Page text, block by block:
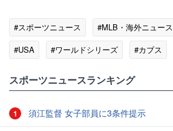
#スポーツニュース #MLB・海外ニュース
#USA
#ワールドシリーズ #カブス
スポーツニュースランキング
1 須江監督 女子部員に3条件提示